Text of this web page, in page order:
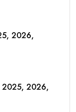
2026,
2025, 2026,